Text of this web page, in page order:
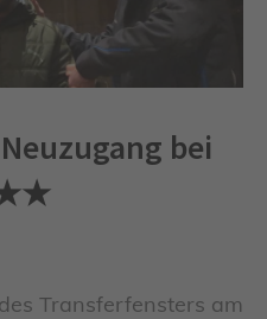
bei
Transferfensters am